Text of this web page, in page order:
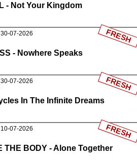
- Not Your Kingdom
30-07-2026
- Nowhere Speaks
FRESH
30-07-2026
In The Infinite Dreams
FRESH
10-07-2026
THE BODY - Alone Together
FRESH